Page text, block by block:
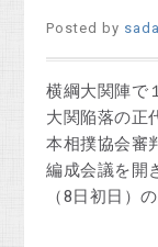
Posted by
横綱大関陣で
大関陥落の正
本相撲協会審
編成会議を開
（8日初日）